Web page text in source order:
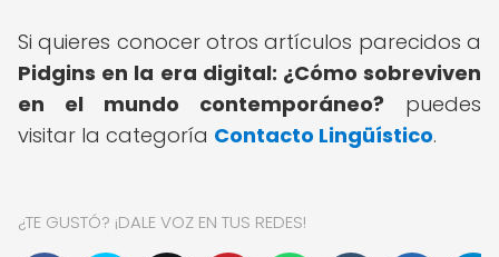
Si quieres conocer otros artículos parecidos a
Pidgins en la era digital: ¿Cómo sobreviven
en el mundo contemporáneo? puedes
visitar la categoría Contacto Lingüístico.
¿TE GUSTÓ? ¡DALE VOZ EN TUS REDES!